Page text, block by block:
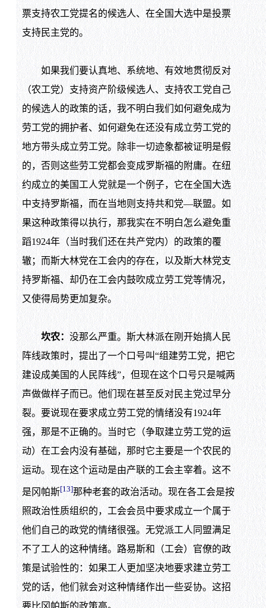
票支持农工党提名的候选人、在全国大选中是投票
支持民主党的。
如果我们要认真地、系统地、有效地贯彻反对
（农工党）支持资产阶级候选人、支持农工党自己
的候选人的政策的话，我不明白我们如何避免成为
劳工党的拥护者、如何避免在还没有成立劳工党的
地方带头成立劳工党。除非一切迹象都被证明是假
的，否则这些劳工党都会变成罗斯福的附庸。在纽
约成立的美国工人党就是一个例子，它在全国大选
中支持罗斯福，而在当地则支持共和党—联盟。如
果这种政策得以执行，那我实在不明白怎么避免重
蹈1924年（当时我们还在共产党内）的政策的覆
辙；而斯大林党在工会内的存在，以及斯大林党支
持罗斯福、却仍在工会内鼓吹成立劳工党等情况，
又使得局势更加复杂。
坎农： 没那么严重。斯大林派在刚开始搞人民
阵线政策时，提出了一个口号叫“组建劳工党，把它
建设成美国的人民阵线”，但现在这个口号只是喊两
声做做样子而已。他们现在甚至反对民主党过早分
裂。要说现在要求成立劳工党的情绪没有1924年
强，那是不正确的。当时它（争取建立劳工党的运
动）在工会内没有基础，那时它主要是一个农民的
运动。现在这个运动是由产联的工会主宰着。这不
是冈帕斯[13]那种老套的政治活动。现在各工会是按
照政治性质组织的，工会会员中要求成立一个属于
他们自己的政党的情绪很强。无党派工人同盟满足
不了工人的这种情绪。路易斯和（工会）官僚的政
策是试验性的：如果工人更加坚决地要求建立劳工
党的话，他们就会对这种情绪作出一些妥协。这招
要比冈帕斯的政策高。